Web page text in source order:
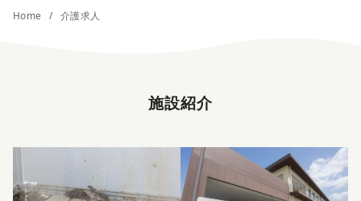
Home 介護求人
施設紹介